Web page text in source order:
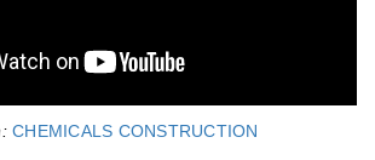
CHEMICALS CONSTRUCTION